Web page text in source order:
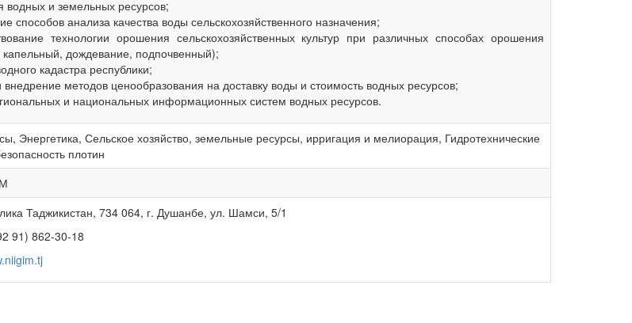
водных и земельных ресурсов;
способов анализа качества воды сельскохозяйственного назначения;
технологии орошения сельскохозяйственных культур при различных способах орошения
капельный, дождевание, подпочвенный);
кадастра республики;
внедрение методов ценообразования на доставку воды и стоимость водных ресурсов;
и национальных информационных систем водных ресурсов.
Энергетика, Сельское хозяйство, земельные ресурсы, ирригация и мелиорация, Гидротехнические
плотин
Таджикистан, 734 064, г. Душанбе, ул. Шамси, 5/1
91) 862-30-18